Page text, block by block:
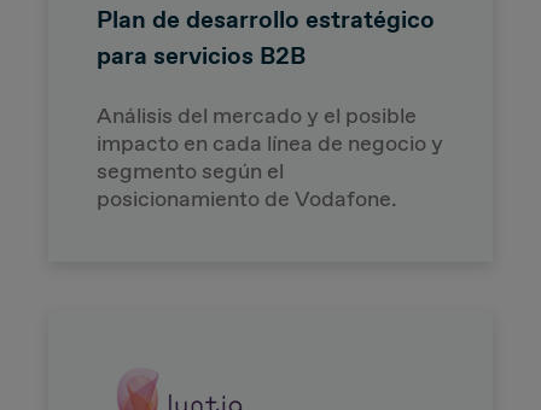
Plan de desarrollo estratégico
para servicios B2B
Análisis del mercado y el posible
impacto en cada línea de negocio y
segmento según el
posicionamiento de Vodafone.